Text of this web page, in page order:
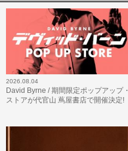
2026.08.04
David Byrne / 期間限定ポップアップ・
ストアが代官山 蔦屋書店で開催決定!